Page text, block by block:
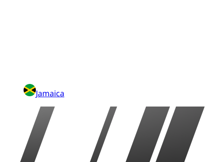
Jamaica